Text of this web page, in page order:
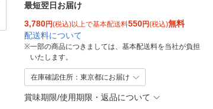
最短翌日お届け
3,780円(税込)以上で基本配送料550円(税込)無料
配送料について
※一部の商品につきましては、基本配送料を当社が負担
いたします。
在庫確認住所：東京都にお届け
賞味期限/使用期限・返品について